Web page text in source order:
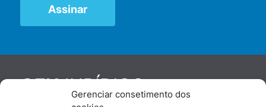
Gerenciar consetimento dos
GENJURÍDICO
De maneira independente, os autores e